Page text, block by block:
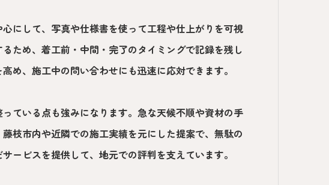
にして、写真や仕様書を使って工程や仕上がりを可視
ため、着工前・中間・完了のタイミングで記録を残し
め、施工中の問い合わせにも迅速に応対できます。
ている点も強みになります。急な天候不順や資材の手
枝市内や近隣での施工実績を元にした提案で、無駄の
ービスを提供して、地元での評判を支えています。